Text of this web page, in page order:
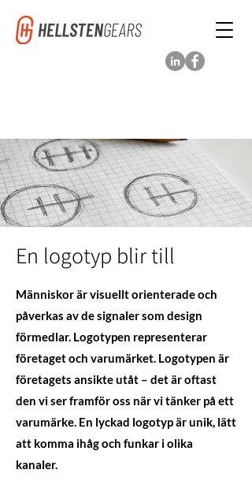
En logotyp blir till
Människor är visuellt orienterade och
påverkas av de signaler som design
förmedlar. Logotypen representerar
företaget och varumärket. Logotypen är
företagets ansikte utåt – det är oftast
den vi ser framför oss när vi tänker på ett
varumärke. En lyckad logotyp är unik, lätt
att komma ihåg och funkar i olika
kanaler.